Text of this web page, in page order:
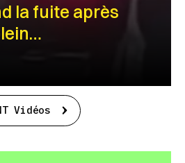
la fuite après
Vidéos